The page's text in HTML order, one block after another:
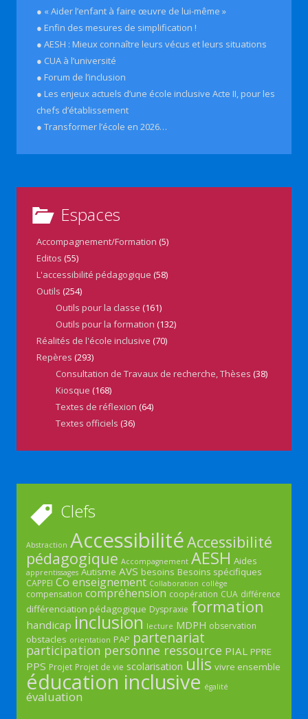
● « Aider l’enfant à faire œuvre de lui-même »
● Enfin des mesures de simplification !
● AESH : Mieux connaître leurs vécus et leurs situations
● CUA à l’université
● Forum de l’inclusion
● Les enjeux actuels d’une école inclusive Acte II, pour les
chefs d’établissement
● Transformer l’école en 2026…
Espaces
Accompagnement/Formation (5)
Editos (55)
L'accessibilité pédagogique (58)
Outils (254)
Outils pour la classe (161)
Outils pour la formation (132)
Réalités de l'école inclusive (70)
Repères (293)
Consultation de Travaux de recherche, Thèses (38)
Kiosque (168)
Textes de réflexion (64)
Textes officiels (36)
Clefs
Abstraction AccessibilitéAccessibilité
pédagogique Accompagnement AESH Aides
apprentissages Autisme AVS besoins Besoins spécifiques
CAPPEI Co enseignement Collaboration collège
compensation compréhension coopération CUA différence
différenciation pédagogique Dyspraxie formation
handicap inclusion lecture MDPH observation
obstacles orientation PAP partenariat
participation personne ressource PIAL PPRE
PPS Projet Projet de vie scolarisation ulis vivre ensemble
éducation inclusive égalité
évaluation